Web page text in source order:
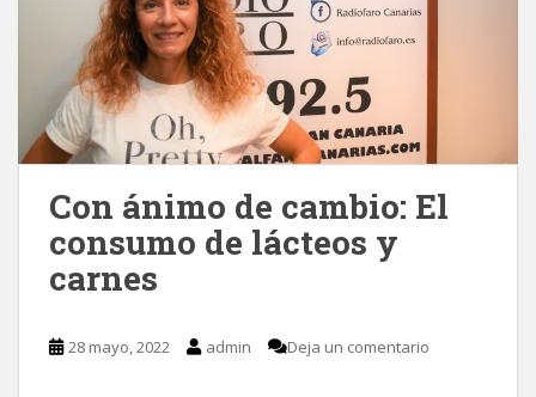
Con ánimo de cambio: El
consumo de lácteos y
carnes
28 mayo, 2022 admin Deja un comentario